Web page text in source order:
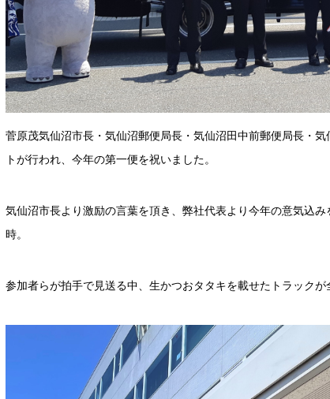
菅原茂気仙沼市長・気仙沼郵便局長・気仙沼田中前郵便局長・
トが行われ、今年の第一便を祝いました。
気仙沼市長より激励の言葉を頂き、弊社代表より今年の意気込
時。
参加者らが拍手で見送る中、生かつおタタキを載せたトラックが